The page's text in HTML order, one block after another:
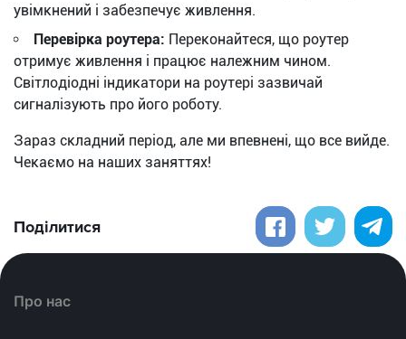
увімкнений і забезпечує живлення.
Перевірка роутера: Переконайтеся, що роутер
отримує живлення і працює належним чином.
Світлодіодні індикатори на роутері зазвичай
сигналізують про його роботу.
Зараз складний період, але ми впевнені, що все вийде.
Чекаємо на наших заняттях!
Поділитися
Про нас